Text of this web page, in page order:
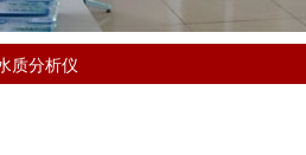
质分析仪